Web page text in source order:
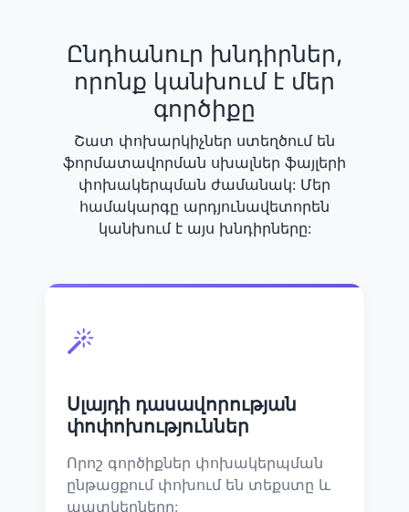
Ընդհանուր խնդիրներ,
որոնք կանխում է մեր
գործիքը
Շատ փոխարկիչներ ստեղծում են
ֆորմատավորման սխալներ ֆայլերի
փոխակերպման ժամանակ: Մեր
համակարգը արդյունավետորեն
կանխում է այս խնդիրները:
Սլայդի դասավորության
փոփոխություններ
Որոշ գործիքներ փոխակերպման
ընթացքում փոխում են տեքստը և
պատկերները: